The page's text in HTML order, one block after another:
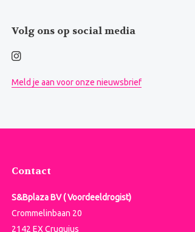
Volg ons op social media
Meld je aan voor onze nieuwsbrief
Contact
S&Bplaza BV ( Voordeeldrogist)
Crommelinbaan 20
2142 EX Cruquius